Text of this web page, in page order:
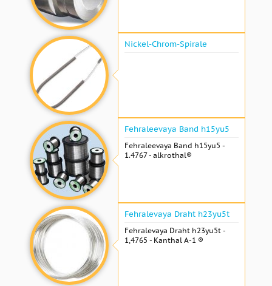
Nickel-Chrom-Spirale
Fehraleevaya Band h15yu5
Fehraleevaya Band h15yu5 -
1.4767 - alkrothal®
Fehralevaya Draht h23yu5t
Fehralevaya Draht h23yu5t -
1,4765 - Kanthal A-1 ®